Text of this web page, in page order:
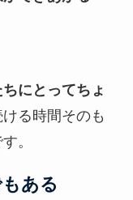
ちにとってちょ
る時間そのも
。
ある